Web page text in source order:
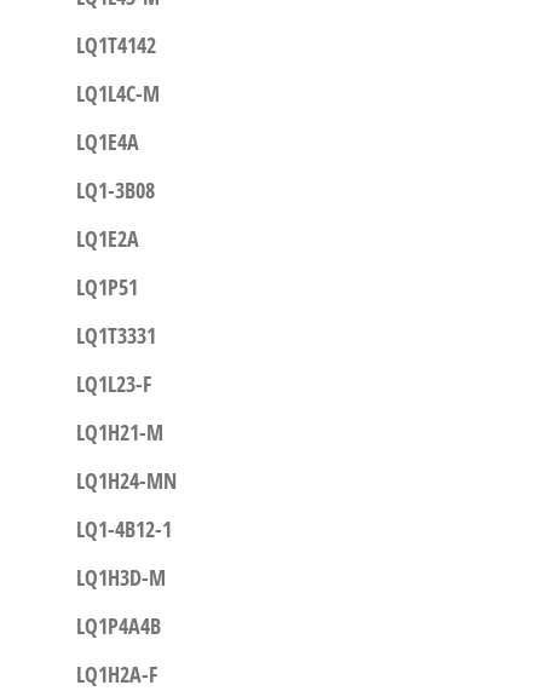
LQ1T4142
LQ1L4C-M
LQ1E4A
LQ1-3B08
LQ1E2A
LQ1P51
LQ1T3331
LQ1L23-F
LQ1H21-M
LQ1H24-MN
LQ1-4B12-1
LQ1H3D-M
LQ1P4A4B
LQ1H2A-F